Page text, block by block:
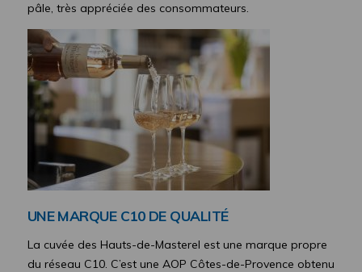
pâle, très appréciée des consommateurs.
UNE MARQUE C10 DE QUALITÉ
La cuvée des Hauts-de-Masterel est une marque propre
du réseau C10. C’est une AOP Côtes-de-Provence obtenu